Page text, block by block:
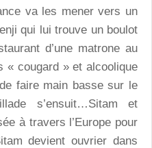
va les mener vers un
qui lui trouve un boulot
d’une matrone au
« cougard » et alcoolique
faire main basse sur le
s’ensuit…Sitam et
à travers l’Europe pour
devient ouvrier dans